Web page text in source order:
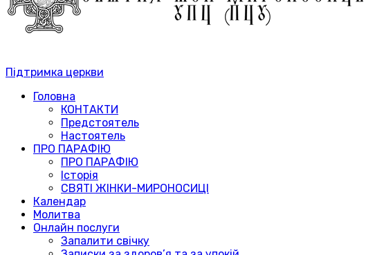
Підтримка церкви
Головна
КОНТАКТИ
Предстоятель
Настоятель
ПРО ПАРАФІЮ
ПРО ПАРАФІЮ
Історія
СВЯТІ ЖІНКИ-МИРОНОСИЦІ
Календар
Молитва
Онлайн послуги
Запалити свічку